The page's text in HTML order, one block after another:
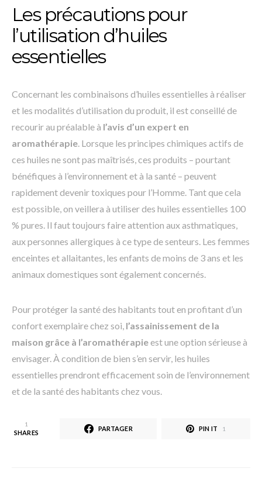
Les précautions pour
l’utilisation d’huiles
essentielles
Concernant les combinaisons d’huiles essentielles à réaliser
et les modalités d’utilisation du produit, il est conseillé de
recourir au préalable à l’avis d’un expert en
aromathérapie . Lorsque les principes chimiques actifs de
ces huiles ne sont pas maîtrisés, ces produits – pourtant
bénéfiques à l’environnement et à la santé – peuvent
rapidement devenir toxiques pour l’Homme. Tant que cela
est possible, on veillera à utiliser des huiles essentielles 100
% pures. Il faut toujours faire attention aux asthmatiques,
aux personnes allergiques à ce type de senteurs. Les femmes
enceintes et allaitantes, les enfants de moins de 3 ans et les
animaux domestiques sont également concernés.
Pour protéger la santé des habitants tout en profitant d’un
confort exemplaire chez soi, l’assainissement de la
maison grâce à l’aromathérapieest une option sérieuse à
envisager. À condition de bien s’en servir, les huiles
essentielles prendront efficacement soin de l’environnement
et de la santé des habitants chez vous.
1
SHARES
PARTAGER PIN IT 1